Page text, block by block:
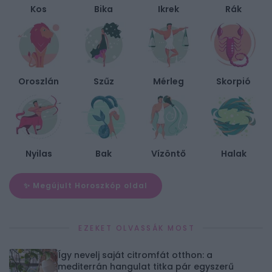
Kos Bika Ikrek Rák
Oroszlán Szűz Mérleg Skorpió
Nyilas Bak Vízöntő Halak
✨ Megújult Horoszkóp oldal
EZEKET OLVASSÁK MOST
Így nevelj saját citromfát otthon: a
mediterrán hangulat titka pár egyszerű